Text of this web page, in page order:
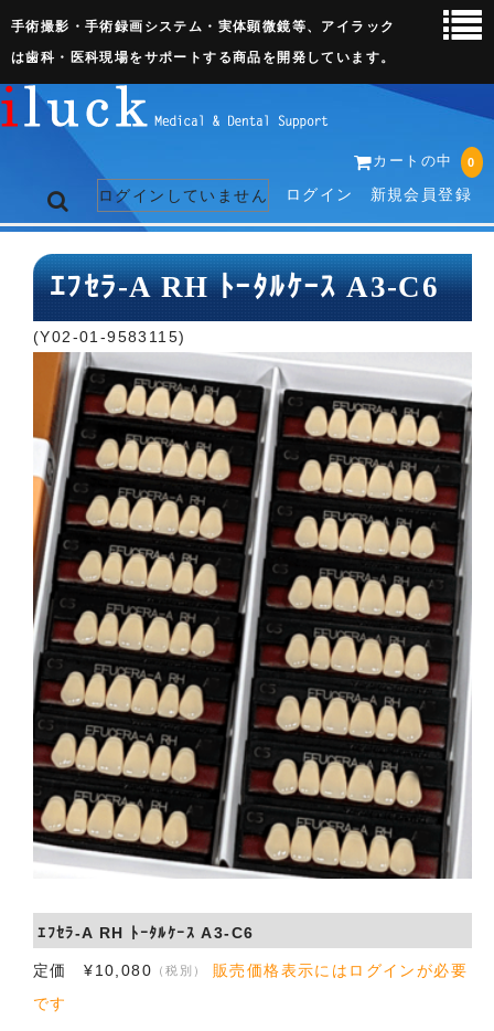
手術撮影・手術録画システム・実体顕微鏡等、アイラック
は歯科・医科現場をサポートする商品を開発しています。
カートの中 0
ログインしていません ログイン 新規会員登録
トップページ
歯科関連機器
術野撮影キット
3D実体顕微鏡
会社概要
お問い合わせ
ｴﾌｾﾗ-A RH ﾄｰﾀﾙｹｰｽ A3-C6
(Y02-01-9583115)
ｴﾌｾﾗ-A RH ﾄｰﾀﾙｹｰｽ A3-C6
定価 ¥10,080 （税別）
販売価格表示にはログインが必要
です